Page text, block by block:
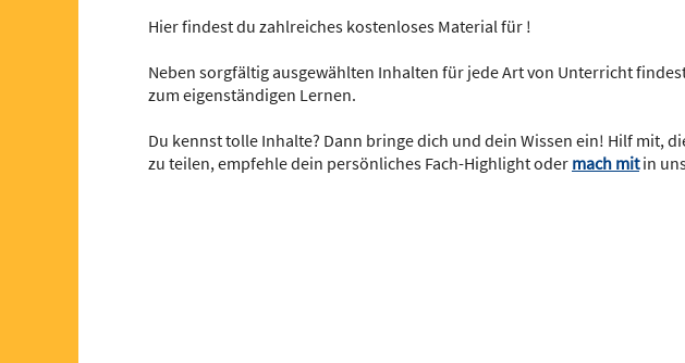
Hier findest du zahlreiches kostenloses Material für !
Neben sorgfältig ausgewählten Inhalten für jede Art von Unterricht
zum eigenständigen Lernen.
Du kennst tolle Inhalte? Dann bringe dich und dein Wissen ein! Hilf mit,
zu teilen, empfehle dein persönliches Fach-Highlight oder mach mitin